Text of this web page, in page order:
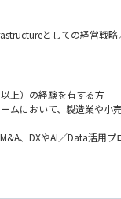
としての経営戦
同PJ体制を組成
ントの開発（オファリン
、
トとメンバー）を行う
一定の役割を担う（入社
上）の経験を有する方
において、製造業や小
、DXやAI／Data活用
、AI／Data活用プロジェ
ゴトとして志高くクラ